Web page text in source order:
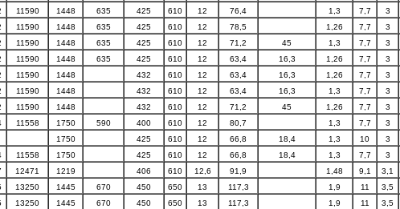
11590 1448 635 425 610 12 76,4 1,3 7,7 3
11590 1448 635 425 610 12 78,5 1,26 7,7 3
11590 1448 635 425 610 12 71,2 45 1,3 7,7 3
11590 1448 635 425 610 12 63,4 16,3 1,26 7,7 3
11590 1448 432 610 12 63,4 16,3 1,26 7,7 3
11590 1448 432 610 12 63,4 16,3 1,3 7,7 3
11590 1448 432 610 12 71,2 45 1,26 7,7 3
11558 1750 590 400 610 12 80,7 1,3 7,7 3
1750 425 610 12 66,8 18,4 1,3 10 3
11558 1750 425 610 12 66,8 18,4 1,3 7,7 3
12471 1219 406 610 12,6 91,9 1,48 9,1 3,1
13250 1445 670 450 650 13 117,3 1,9 11 3,5
13250 1445 670 450 650 13 117,3 1,9 11 3,5